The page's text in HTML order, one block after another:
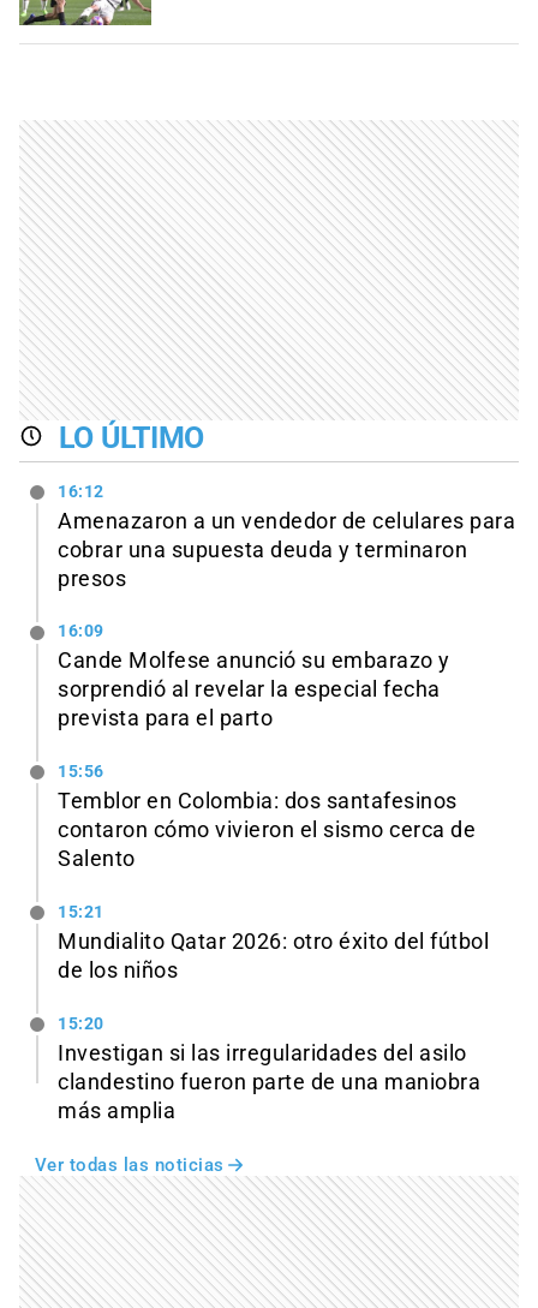
LO ÚLTIMO
16:12
Amenazaron a un vendedor de celulares para
cobrar una supuesta deuda y terminaron
presos
16:09
Cande Molfese anunció su embarazo y
sorprendió al revelar la especial fecha
prevista para el parto
15:56
Temblor en Colombia: dos santafesinos
contaron cómo vivieron el sismo cerca de
Salento
15:21
Mundialito Qatar 2026: otro éxito del fútbol
de los niños
15:20
Investigan si las irregularidades del asilo
clandestino fueron parte de una maniobra
más amplia
Ver todas las noticias